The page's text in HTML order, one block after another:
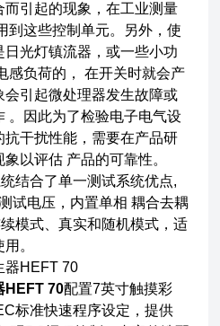
引起的现象，在工业测量
到这些控制单元。另外，使
光灯镇流器，或一些小功
感负荷的， 在开关时就会产
引起微处理器发生故障或
。因此为了检验电子电气设
干扰性能，需要在产品研
以评估 产品的可靠性。
结合了单一测试系统优点,
试电压，内置单相 耦合去耦
模式、真实和随机模式，适
。
HEFT 70配置7英寸触摸彩
标准快速程序设定，提供